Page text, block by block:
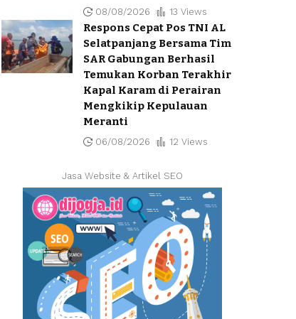
08/08/2026 13 Views
Respons Cepat Pos TNI AL
Selatpanjang Bersama Tim
SAR Gabungan Berhasil
Temukan Korban Terakhir
Kapal Karam di Perairan
Mengkikip Kepulauan
Meranti
06/08/2026 12 Views
Jasa Website & Artikel SEO